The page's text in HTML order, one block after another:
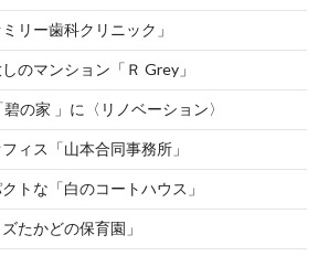
リー歯科クリニック」
のマンション「Ｒ Grey」
の家 」に〈リノベーション〉
ィス「山本合同事務所」
トな「白のコートハウス」
たかどの保育園」